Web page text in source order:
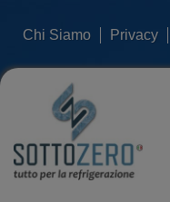
Chi Siamo Privacy